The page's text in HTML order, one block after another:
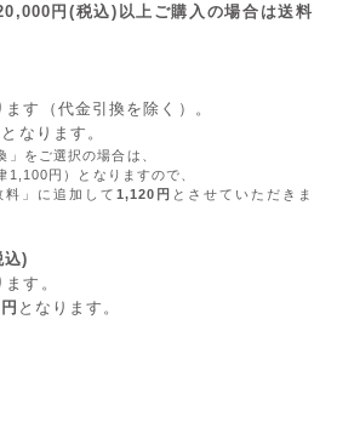
円(税込)以上ご購入の場合は送料
す（代金引換を除く）。
となります。
をご選択の場合は、
1,100円）となりますので、
料」に追加して 1,120円 とさせていただきま
込)
す。
となります。